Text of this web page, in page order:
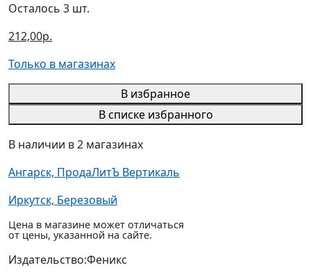
Осталось 3 шт.
212,00р.
Только в магазинах
В избранное
В списке избранного
В наличии в 2 магазинах
Ангарск, ПродаЛитЪ Вертикаль
Иркутск, Березовый
Цена в магазине может отличаться
от цены, указанной на сайте.
Издательство:Феникс